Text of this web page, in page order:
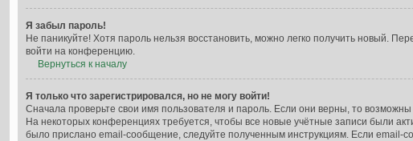
Я забыл пароль!
Не паникуйте! Хотя пароль нельзя восстановить, можно легко получить новый.
войти на конференцию.
Вернуться к началу
Я только что зарегистрировался, но не могу войти!
Сначала проверьте свои имя пользователя и пароль. Если они верны, то
На некоторых конференциях требуется, чтобы все новые учётные записи были
было прислано email-сообщение, следуйте полученным инструкциям. Если email-